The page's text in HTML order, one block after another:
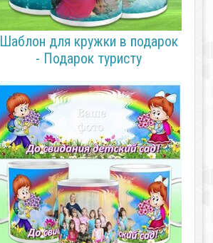
Шаблон для кружки в подарок
- Подарок туристу